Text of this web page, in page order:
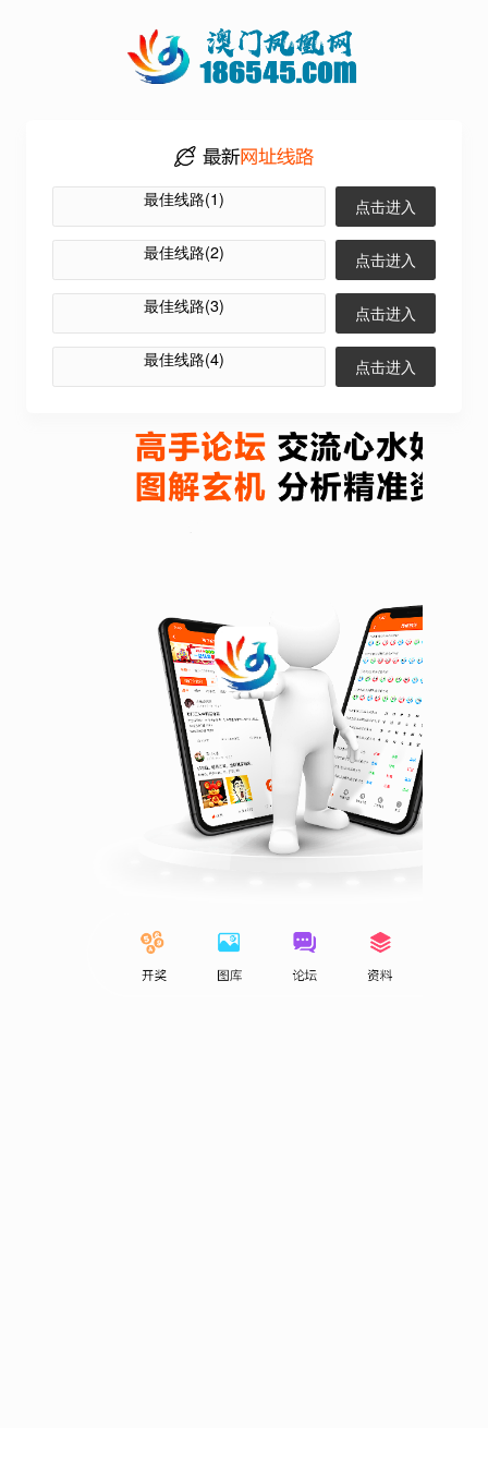
最佳线路(1) 点击进入
最佳线路(2) 点击进入
最佳线路(3) 点击进入
最佳线路(4) 点击进入